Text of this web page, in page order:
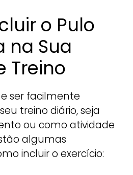
o Pulo
na Sua
Treino
ser facilmente
treino diário, seja
ou como atividade
algumas
incluir o exercício: